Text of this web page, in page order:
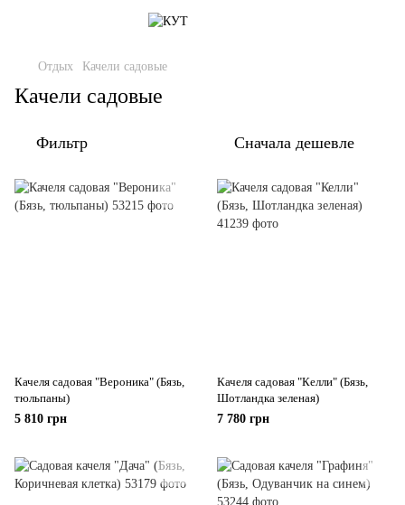
Отдых Качели садовые
Качели садовые
Фильтр Сначала дешевле
Качеля садовая "Вероника" (Бязь,
тюльпаны)
5 810 грн
Качеля садовая "Келли" (Бязь,
Шотландка зеленая)
7 780 грн